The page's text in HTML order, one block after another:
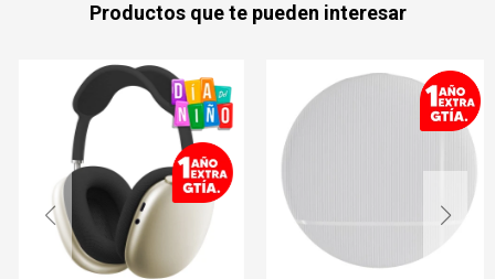
Productos que te pueden interesar